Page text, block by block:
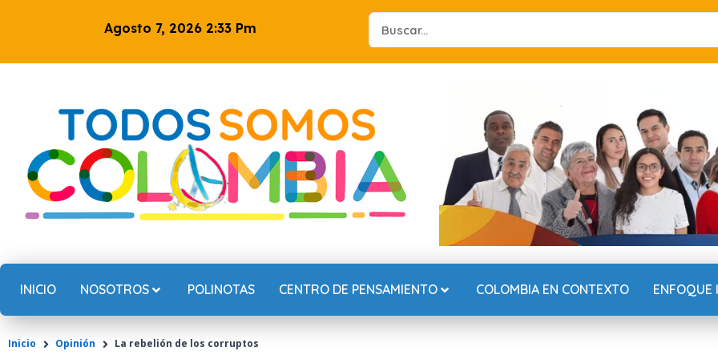
Agosto 7, 2026 2:33 Pm
Search
...
INICIO NOSOTROS POLINOTAS CENTRO DE PENSAMIENTO COLOMBIA EN CONTEXTO ENFOQUE
Inicio Opinión La rebelión de los corruptos